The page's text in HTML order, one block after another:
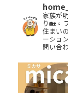
家族が
り🏡 ▫️
住まい
ーショ
問い合